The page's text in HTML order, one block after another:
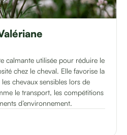
calmante utilisée pour réduire le
chez le cheval. Elle favorise la
chevaux sensibles lors de
le transport, les compétitions
d’environnement.